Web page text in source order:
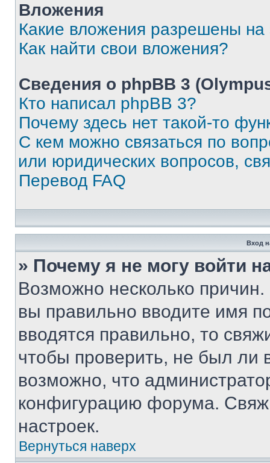
Вложения
Какие вложения разрешены
Как найти свои вложения?
Сведения о phpBB 3
Кто написал phpBB 3?
Почему здесь нет такой-то
С кем можно связаться по
или юридических вопросов,
Перевод FAQ
Вход
» Почему я не могу войти
Возможно несколько
вы правильно вводите имя
вводятся правильно, то
чтобы проверить, не был ли
возможно, что
конфигурацию форума.
настроек.
Вернуться наверх